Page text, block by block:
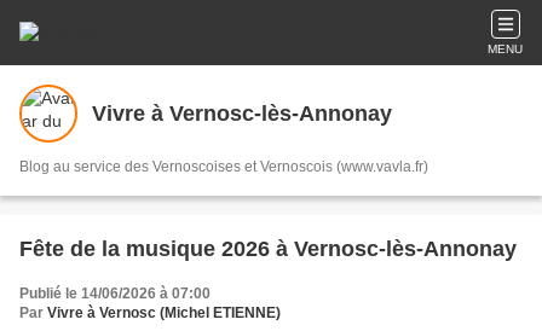
MENU
Vivre à Vernosc-lès-Annonay
Blog au service des Vernoscoises et Vernoscois (www.vavla.fr)
Fête de la musique 2026 à Vernosc-lès-Annonay
Publié le 14/06/2026 à 07:00
Par Vivre à Vernosc (Michel ETIENNE)